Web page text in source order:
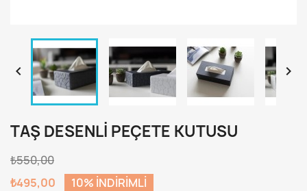
 
TAŞ DESENLI PEÇETE KUTUSU
₺550,00
₺495,00
10% INDIRIMLI